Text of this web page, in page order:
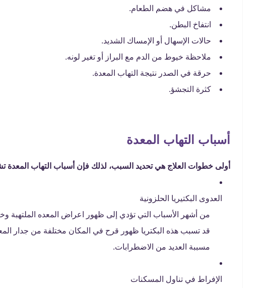
مشاكل في هضم الطعام.
انتفاخ البطن.
حالات الإسهال أو الإمساك الشديد.
ملاحظة خيوط من الدم مع البراز أو تغير لونه.
حرقة في الصدر نتيجة التهاب المعدة.
كثرة التجشؤ.
أسباب التهاب المعدة
أولى خطوات العلاج هي تحديد السبب، لذلك فإن أسباب التهاب المعدة
العدوى البكتيريا الحلزونية
من أشهر الأسباب التي تؤدي إلى ظهور اعراض المعده الملتهبة
قد تسبب هذه البكتريا ظهور قرح في المكان مختلفة من جدار
مسببة العديد من الاضطرابات.
الإفراط في تناول المسكنات